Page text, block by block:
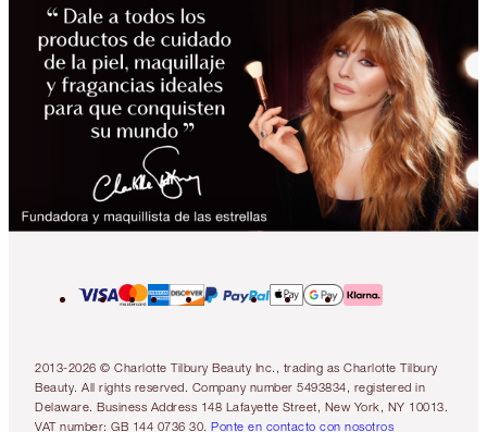
2013-2026 © Charlotte Tilbury Beauty Inc., trading as Charlotte Tilbury
Beauty. All rights reserved. Company number 5493834, registered in
Delaware. Business Address 148 Lafayette Street, New York, NY 10013.
VAT number: GB 144 0736 30. Ponte en contacto con nosotros